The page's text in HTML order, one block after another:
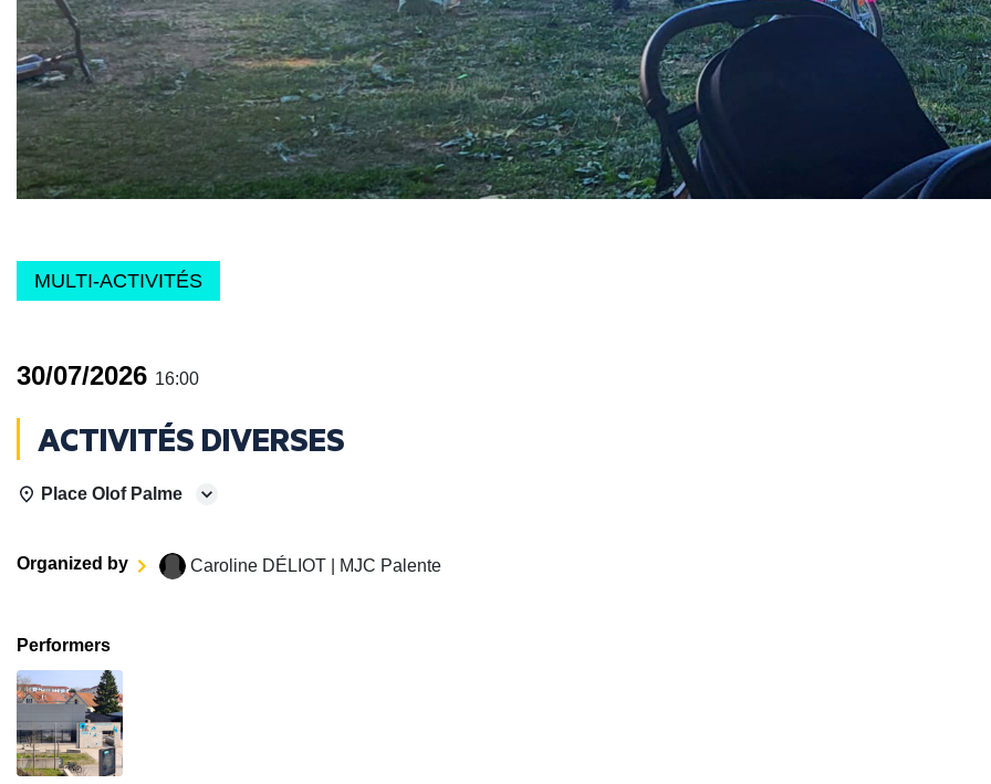
MULTI-ACTIVITÉS
30/07/2026 16:00
ACTIVITÉS DIVERSES
Place Olof Palme
Organized by Caroline DÉLIOT | MJC Palente
Performers